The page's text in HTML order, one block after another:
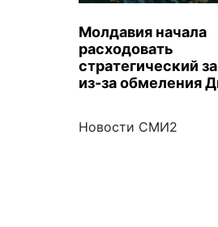
Молдавия начала
расходовать
стратегический
из-за обмеления
Новости СМИ2